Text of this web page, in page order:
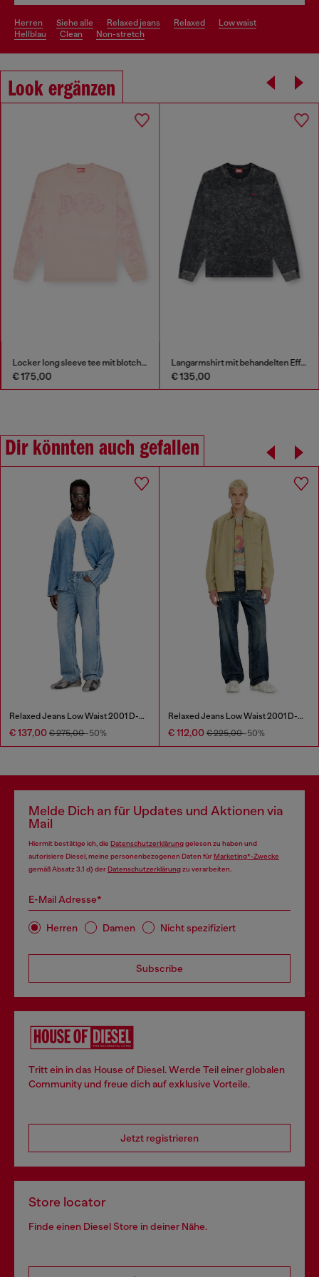
herren siehe alle relaxed jeans relaxed
low waist
hellblau
clean non-stretch
Look ergänzen
Locker long sleeve tee mit blotched print
€ 175,00
Langarmshirt mit behandelten Effekt
€ 135,00
Dir könnten auch gefallen
Relaxed Jeans Low Waist 2001 D-Macro
€ 137,00 € 275,00-50%
Relaxed Jeans Low Waist 2001 D-Macro
€ 112,00 € 225,00-50%
Melde Dich an für Updates und Aktionen via
Mail
Hiermit bestätige ich, die Datenschutzerklärunggelesen zu haben und
autorisiere Diesel, meine personenbezogenen Daten fürMarketing*-Zwecke
gemäß Absatz 3.1 d) derDatenschutzerklärungzu verarbeiten.
E-Mail Adresse*
Herren Damen Nicht spezifiziert
Subscribe
Tritt ein in das House of Diesel. Werde Teil einer globalen
Community und freue dich auf exklusive Vorteile.
Jetzt registrieren
Store locator
Finde einen Diesel Store in deiner Nähe.